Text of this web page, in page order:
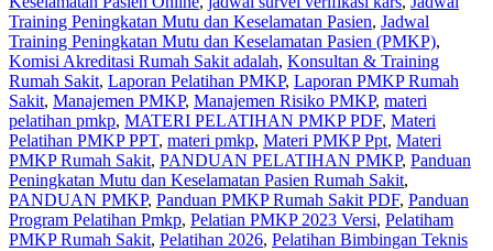
Training Peningkatan Mutu dan Keselamatan Pasien, Jadwal
Training Peningkatan Mutu dan Keselamatan Pasien (PMKP),
Komisi Akreditasi Rumah Sakit adalah, Konsultan & Training
Rumah Sakit, Laporan Pelatihan PMKP, Laporan PMKP Rumah
Sakit, Manajemen PMKP, Manajemen Risiko PMKP, materi
pelatihan pmkp, MATERI PELATIHAN PMKP PDF, Materi
Pelatihan PMKP PPT, materi pmkp, Materi PMKP Ppt, Materi
PMKP Rumah Sakit, PANDUAN PELATIHAN PMKP, Panduan
Peningkatan Mutu dan Keselamatan Pasien Rumah Sakit,
PANDUAN PMKP, Panduan PMKP Rumah Sakit PDF, Panduan
Program Pelatihan Pmkp, Pelatian PMKP 2023 Versi, Pelatiham
PMKP Rumah Sakit, Pelatihan 2026, Pelatihan Bimbingan Teknis